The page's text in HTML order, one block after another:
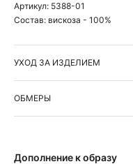
Артикул: 5388-01
Состав: вискоза - 100%
УХОД ЗА ИЗДЕЛИЕМ
ОБМЕРЫ
Дополнение к образу